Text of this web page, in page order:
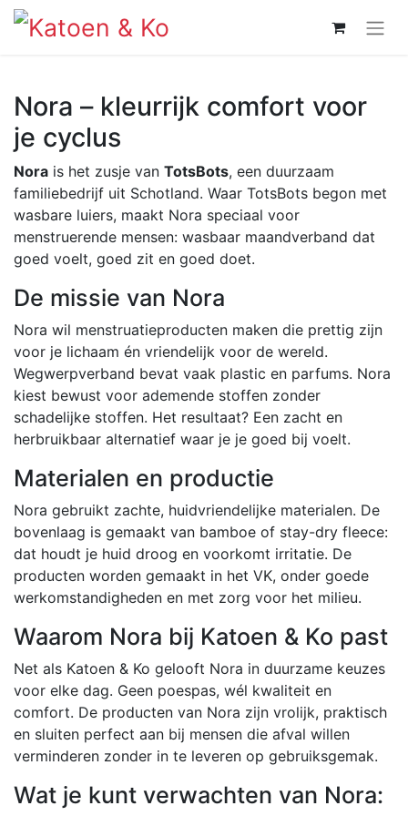
Nora – kleurrijk comfort voor
je cyclus
Nora is het zusje van TotsBots, een duurzaam
familiebedrijf uit Schotland. Waar TotsBots begon met
wasbare luiers, maakt Nora speciaal voor
menstruerende mensen: wasbaar maandverband dat
goed voelt, goed zit en goed doet.
De missie van Nora
Nora wil menstruatieproducten maken die prettig zijn
voor je lichaam én vriendelijk voor de wereld.
Wegwerpverband bevat vaak plastic en parfums. Nora
kiest bewust voor ademende stoffen zonder
schadelijke stoffen. Het resultaat? Een zacht en
herbruikbaar alternatief waar je je goed bij voelt.
Materialen en productie
Nora gebruikt zachte, huidvriendelijke materialen. De
bovenlaag is gemaakt van bamboe of stay-dry fleece:
dat houdt je huid droog en voorkomt irritatie. De
producten worden gemaakt in het VK, onder goede
werkomstandigheden en met zorg voor het milieu.
Waarom Nora bij Katoen & Ko past
Net als Katoen & Ko gelooft Nora in duurzame keuzes
voor elke dag. Geen poespas, wél kwaliteit en
comfort. De producten van Nora zijn vrolijk, praktisch
en sluiten perfect aan bij mensen die afval willen
verminderen zonder in te leveren op gebruiksgemak.
Wat je kunt verwachten van Nora: